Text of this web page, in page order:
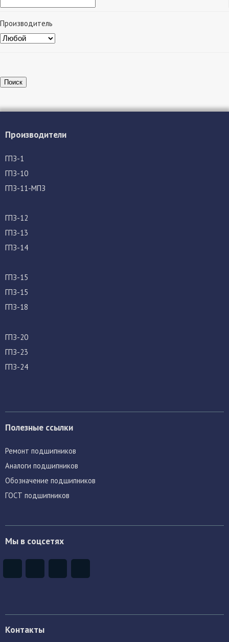
Производитель
Поиск
Производители
ГПЗ-1
ГПЗ-10
ГПЗ-11-МПЗ
ГПЗ-12
ГПЗ-13
ГПЗ-14
ГПЗ-15
ГПЗ-15
ГПЗ-18
ГПЗ-20
ГПЗ-23
ГПЗ-24
Полезные ссылки
Ремонт подшипников
Аналоги подшипников
Обозначение подшипников
ГОСТ подшипников
Мы в соцсетях
Контакты